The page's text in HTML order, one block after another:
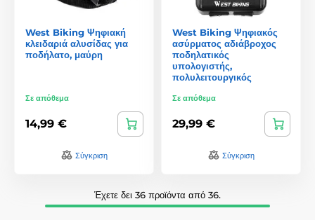
West Biking Ψηφιακή
κλειδαριά αλυσίδας για
ποδήλατο, μαύρη
Σε απόθεμα
14,99 €
Σύγκριση
West Biking Ψηφιακός
ασύρματος αδιάβροχος
ποδηλατικός
υπολογιστής,
πολυλειτουργικός
Σε απόθεμα
29,99 €
Σύγκριση
Έχετε δει 36 προϊόντα από 36.